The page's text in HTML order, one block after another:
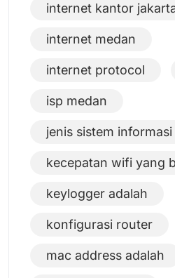
internet kantor
internet medan
internet protocol
isp medan
jenis sistem
kecepatan wifi yang
keylogger adalah
konfigurasi router
mac address adalah